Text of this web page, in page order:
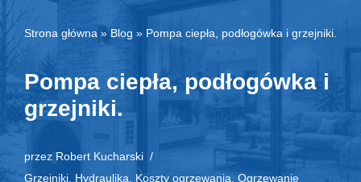
Strona główna » Blog » Pompa ciepła, podłogówka i grzejniki.
Pompa ciepła, podłogówka i
grzejniki.
przez Robert Kucharski
Grzejniki Hydraulika Koszty ogrzewania Ogrzewanie